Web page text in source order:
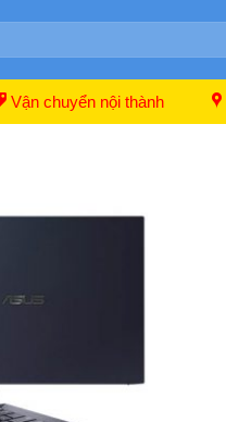
Vận chuyển nội thành